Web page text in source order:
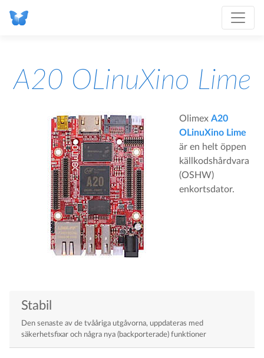
A20 OLinuXino Lime
Olimex A20
OLinuXino Lime
är en helt öppen
källkodshårdvara
(OSHW)
enkortsdator.
Stabil
Den senaste av de tvååriga utgåvorna, uppdateras med
säkerhetsfixar och några nya (backporterade) funktioner